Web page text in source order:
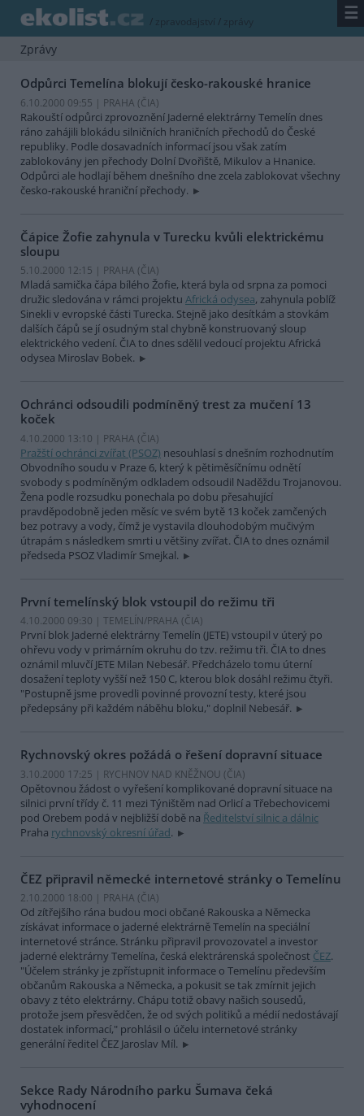
/ zpravodajství / zprávy ☰
Zprávy
Odpůrci Temelína blokují česko-rakouské hranice
6.10.2000 09:55 | PRAHA (ČIA)
Rakouští odpůrci zprovoznění Jaderné elektrárny Temelín dnes
ráno zahájili blokádu silničních hraničních přechodů do České
republiky. Podle dosavadních informací jsou však zatím
zablokovány jen přechody Dolní Dvořiště, Mikulov a Hnanice.
Odpůrci ale hodlají během dnešního dne zcela zablokovat všechny
česko-rakouské hraniční přechody.
Čápice Žofie zahynula v Turecku kvůli elektrickému
sloupu
5.10.2000 12:15 | PRAHA (ČIA)
Mladá samička čápa bílého Žofie, která byla od srpna za pomoci
družic sledována v rámci projektu Africká odysea, zahynula poblíž
Sinekli v evropské části Turecka. Stejně jako desítkám a stovkám
dalších čápů se jí osudným stal chybně konstruovaný sloup
elektrického vedení. ČIA to dnes sdělil vedoucí projektu Africká
odysea Miroslav Bobek.
Ochránci odsoudili podmíněný trest za mučení 13
koček
4.10.2000 13:10 | PRAHA (ČIA)
Pražští ochránci zvířat (PSOZ) nesouhlasí s dnešním rozhodnutím
Obvodního soudu v Praze 6, který k pětiměsíčnímu odnětí
svobody s podmíněným odkladem odsoudil Naděždu Trojanovou.
Žena podle rozsudku ponechala po dobu přesahující
pravděpodobně jeden měsíc ve svém bytě 13 koček zamčených
bez potravy a vody, čímž je vystavila dlouhodobým mučivým
útrapám s následkem smrti u většiny zvířat. ČIA to dnes oznámil
předseda PSOZ Vladimír Smejkal.
První temelínský blok vstoupil do režimu tři
4.10.2000 09:30 | TEMELÍN/PRAHA (ČIA)
První blok Jaderné elektrárny Temelín (JETE) vstoupil v úterý po
ohřevu vody v primárním okruhu do tzv. režimu tři. ČIA to dnes
oznámil mluvčí JETE Milan Nebesář. Předcházelo tomu úterní
dosažení teploty vyšší než 150 C, kterou blok dosáhl režimu čtyři.
"Postupně jsme provedli povinné provozní testy, které jsou
předepsány při každém náběhu bloku," doplnil Nebesář.
Rychnovský okres požádá o řešení dopravní situace
3.10.2000 17:25 | RYCHNOV NAD KNĚŽNOU (ČIA)
Opětovnou žádost o vyřešení komplikované dopravní situace na
silnici první třídy č. 11 mezi Týništěm nad Orlicí a Třebechovicemi
pod Orebem podá v nejbližší době na Ředitelství silnic a dálnic
Praha rychnovský okresní úřad.
ČEZ připravil německé internetové stránky o Temelínu
2.10.2000 18:00 | PRAHA (ČIA)
Od zítřejšího rána budou moci občané Rakouska a Německa
získávat informace o jaderné elektrárně Temelín na speciální
internetové stránce. Stránku připravil provozovatel a investor
jaderné elektrárny Temelína, česká elektrárenská společnost ČEZ.
"Účelem stránky je zpřístupnit informace o Temelínu především
občanům Rakouska a Německa, a pokusit se tak zmírnit jejich
obavy z této elektrárny. Chápu totiž obavy našich sousedů,
protože jsem přesvědčen, že od svých politiků a médií nedostávají
dostatek informací," prohlásil o účelu internetové stránky
generální ředitel ČEZ Jaroslav Míl.
Sekce Rady Národního parku Šumava čeká
vyhodnocení